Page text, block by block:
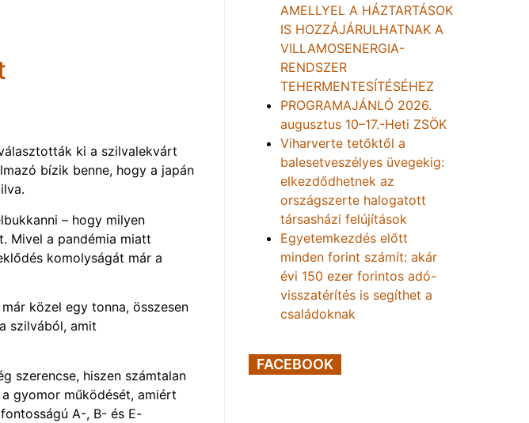
ki a szilvalekvárt
bízik benne, hogy a japán
– hogy milyen
Mivel a pandémia miatt
komolyságát már a
közel egy tonna, összesen
szilvából, amit
szerencse, hiszen számtalan
gyomor működését, amiért
A-, B- és E-
AMELLYEL A HÁZTARTÁSOK
IS HOZZÁJÁRULHATNAK A
VILLAMOSENERGIA-
RENDSZER
TEHERMENTESÍTÉSÉHEZ
PROGRAMAJÁNLÓ 2026.
augusztus 10–17.-Heti ZSÖK
Viharverte tetőktől a
balesetveszélyes üvegekig:
elkezdődhetnek az
országszerte halogatott
társasházi felújítások
Egyetemkezdés előtt
minden forint számít: akár
évi 150 ezer forintos adó-
visszatérítés is segíthet a
családoknak
FACEBOOK